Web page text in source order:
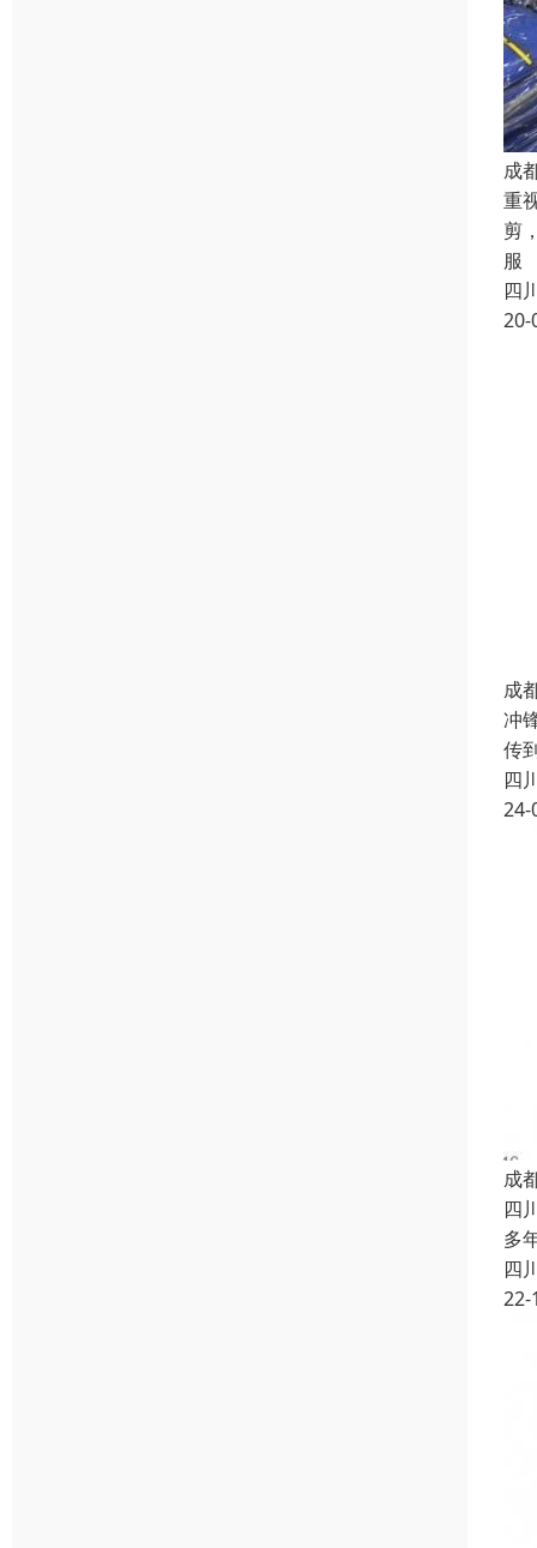
成
重
剪
服
四
20-
成
冲
传
四
24-
成
四
多
四
22-